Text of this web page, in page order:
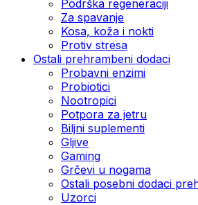
Podrška regeneraciji
Za spavanje
Kosa, koža i nokti
Protiv stresa
Ostali prehrambeni dodaci
Probavni enzimi
Probiotici
Nootropici
Potpora za jetru
Biljni suplementi
Gljive
Gaming
Grčevi u nogama
Ostali posebni dodaci
Uzorci